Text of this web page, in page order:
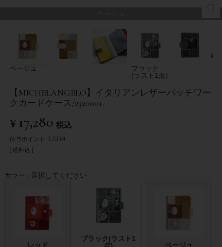
ベージュ
ブラック
(ラスト1点)
【MICHELANGELO】イタリアンレザーパッチワー
クカードケース/2320001-
¥17,280 税込
付与ポイント: 173 Pt.
送料込
カラー 選択してください
レッド
ブラック(ラスト1
ベージュ